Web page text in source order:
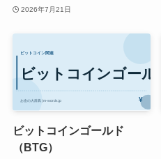
2026年7月21日
ビットコインゴールド
（BTG）